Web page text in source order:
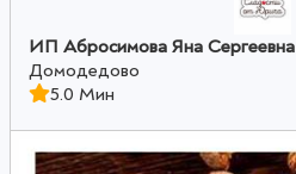
ИП Абросимова Яна Сергеевна
Домодедово
5.0 Мин